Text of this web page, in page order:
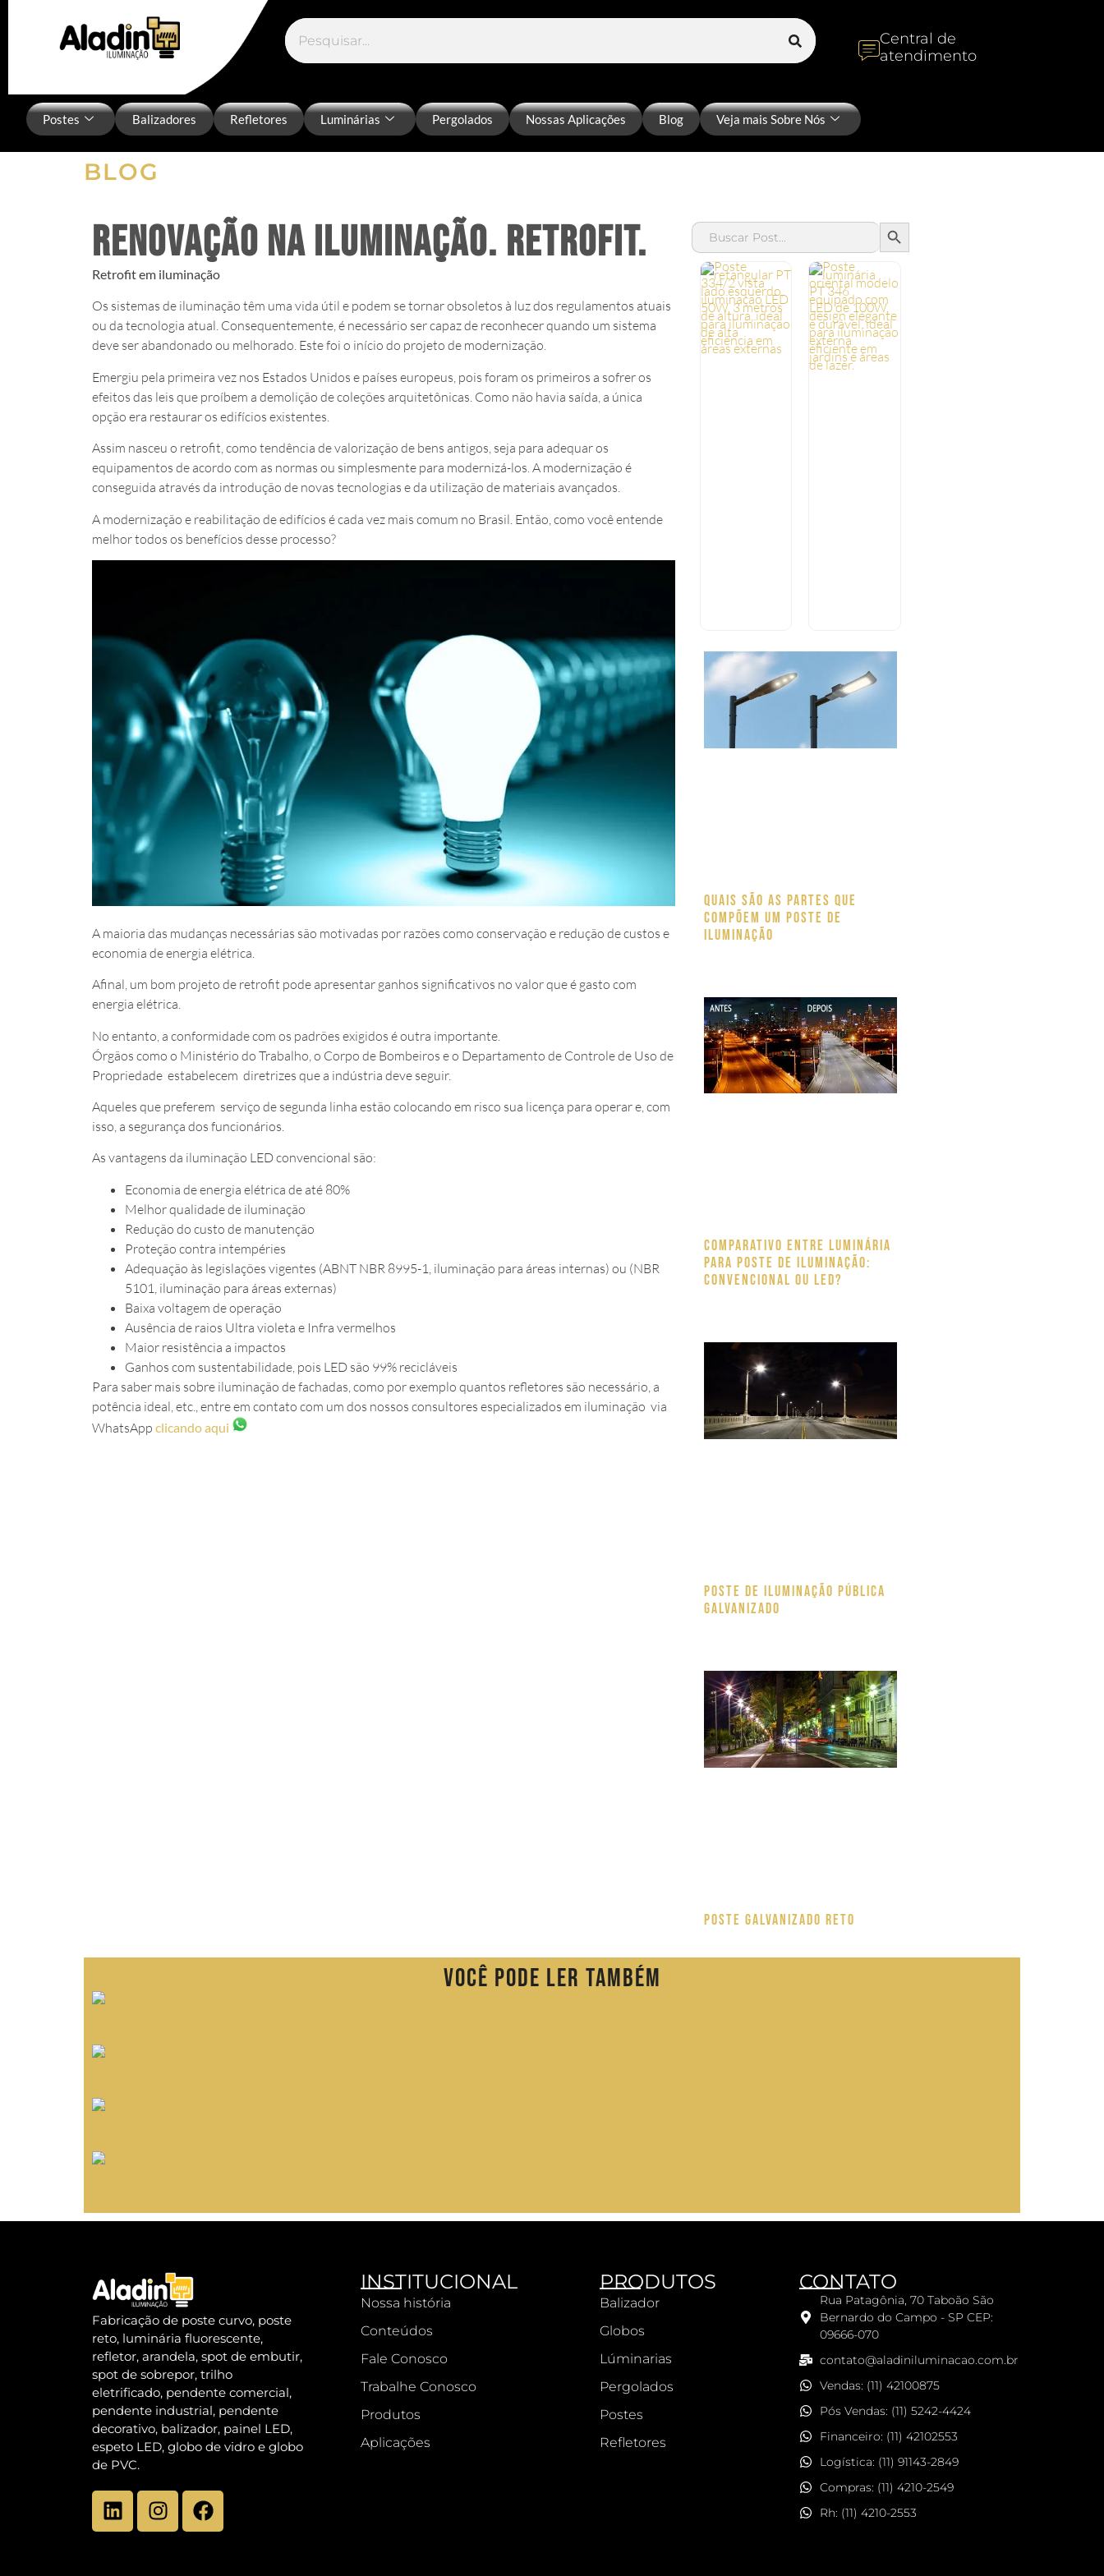
Central de
atendimento
Postes Balizadores Refletores Luminárias Pergolados Nossas Aplicações Blog Veja mais Sobre Nós
BLOG
Renovação na Iluminação. Retrofit.
Retrofit em iluminação
Os sistemas de iluminação têm uma vida útil e podem se tornar obsoletos à luz dos regulamentos atuais
ou da tecnologia atual. Consequentemente, é necessário ser capaz de reconhecer quando um sistema
deve ser abandonado ou melhorado. Este foi o início do projeto de modernização.
Emergiu pela primeira vez nos Estados Unidos e países europeus, pois foram os primeiros a sofrer os
efeitos das leis que proíbem a demolição de coleções arquitetônicas. Como não havia saída, a única
opção era restaurar os edifícios existentes.
Assim nasceu o retrofit, como tendência de valorização de bens antigos, seja para adequar os
equipamentos de acordo com as normas ou simplesmente para modernizá-los. A modernização é
conseguida através da introdução de novas tecnologias e da utilização de materiais avançados.
A modernização e reabilitação de edifícios é cada vez mais comum no Brasil. Então, como você entende
melhor todos os benefícios desse processo?
A maioria das mudanças necessárias são motivadas por razões como conservação e redução de custos e
economia de energia elétrica.
Afinal, um bom projeto de retrofit pode apresentar ganhos significativos no valor que é gasto com
energia elétrica.
No entanto, a conformidade com os padrões exigidos é outra importante.
Órgãos como o Ministério do Trabalho, o Corpo de Bombeiros e o Departamento de Controle de Uso de
Propriedade estabelecem diretrizes que a indústria deve seguir.
Aqueles que preferem serviço de segunda linha estão colocando em risco sua licença para operar e, com
isso, a segurança dos funcionários.
As vantagens da iluminação LED convencional são:
Economia de energia elétrica de até 80%
Melhor qualidade de iluminação
Redução do custo de manutenção
Proteção contra intempéries
Adequação às legislações vigentes (ABNT NBR 8995-1, iluminação para áreas internas) ou (NBR
5101, iluminação para áreas externas)
Baixa voltagem de operação
Ausência de raios Ultra violeta e Infra vermelhos
Maior resistência a impactos
Ganhos com sustentabilidade, pois LED são 99% recicláveis
Para saber mais sobre iluminação de fachadas, como por exemplo quantos refletores são necessário, a
potência ideal, etc., entre em contato com um dos nossos consultores especializados em iluminação via
WhatsApp clicando aqui
Search
for:
SEARCH BUTTON
Quais são as partes que
compõem um poste de
iluminação
Comparativo entre luminária
para poste de iluminação:
Convencional ou LED?
Poste de Iluminação pública
galvanizado
Poste Galvanizado Reto
Você pode ler também
Fabricação de poste curvo, poste
reto, luminária fluorescente,
refletor, arandela, spot de embutir,
spot de sobrepor, trilho
eletrificado, pendente comercial,
pendente industrial, pendente
decorativo, balizador, painel LED,
espeto LED, globo de vidro e globo
de PVC.
INSTITUCIONAL
Nossa história
Conteúdos
Fale Conosco
Trabalhe Conosco
Produtos
Aplicações
PRODUTOS
Balizador
Globos
Lúminarias
Pergolados
Postes
Refletores
CONTATO
Rua Patagônia, 70 Taboão São
Bernardo do Campo - SP CEP:
09666-070
contato@aladiniluminacao.com.br
Vendas: (11) 42100875
Pós Vendas: (11) 5242-4424
Financeiro: (11) 42102553
Logística: (11) 91143-2849
Compras: (11) 4210-2549
Rh: (11) 4210-2553